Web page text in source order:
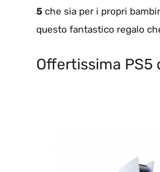
5 che sia per i propri
questo fantastico regalo
Offertissima PS5